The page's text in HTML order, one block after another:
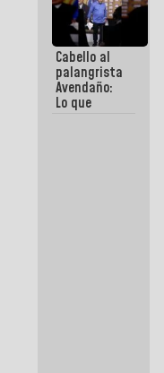
estén en el
marco de la
Constitución
de la
República
Cabello al
palangrista
Avendaño:
Lo que